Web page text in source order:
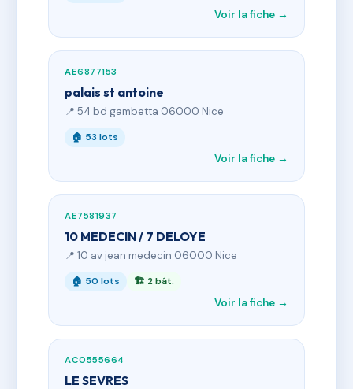
Voir la fiche →
AE6877153
palais st antoine
📍 54 bd gambetta 06000 Nice
🏠 53 lots
Voir la fiche →
AE7581937
10 MEDECIN / 7 DELOYE
📍 10 av jean medecin 06000 Nice
🏠 50 lots 🏗 2 bât.
Voir la fiche →
AC0555664
LE SEVRES